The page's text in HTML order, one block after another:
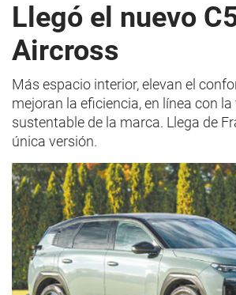
Llegó el nuevo
Aircross
Más espacio interior, elevan el
mejoran la eficiencia, en línea con la
sustentable de la marca. Llega de
única versión.